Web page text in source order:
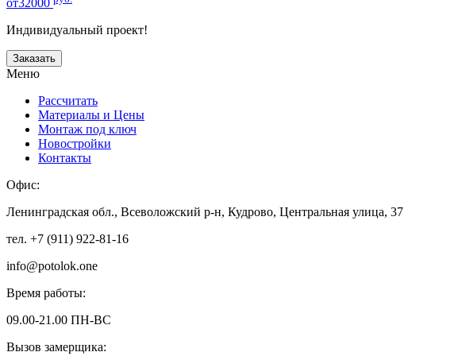
Индивидуальный проект!
Заказать
Меню
Рассчитать
Материалы и Цены
Монтаж под ключ
Новостройки
Контакты
Офис:
Ленинградская обл., Всеволожский р-н, Кудрово, Центральная улица, 37
тел. +7 (911) 922-81-16
info@potolok.one
Время работы:
09.00-21.00 ПН-ВС
Вызов замерщика: